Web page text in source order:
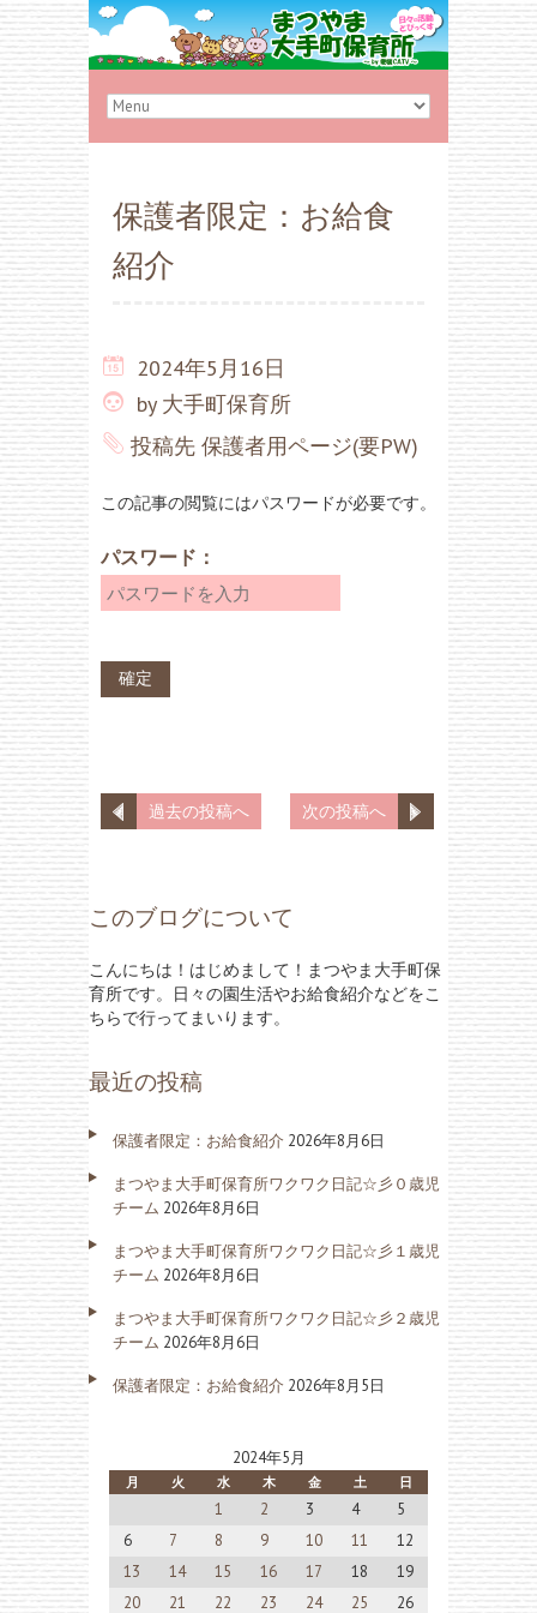
保護者限定：お給食
紹介
2024年5月16日
by 大手町保育所
投稿先 保護者用ページ(要PW)
この記事の閲覧にはパスワードが必要です。
パスワード：
過去の投稿へ 次の投稿へ
このブログについて
こんにちは！はじめまして！まつやま大手町保
育所です。日々の園生活やお給食紹介などをこ
ちらで行ってまいります。
最近の投稿
保護者限定：お給食紹介 2026年8月6日
まつやま大手町保育所ワクワク日記☆彡０歳児
チーム 2026年8月6日
まつやま大手町保育所ワクワク日記☆彡１歳児
チーム 2026年8月6日
まつやま大手町保育所ワクワク日記☆彡２歳児
チーム 2026年8月6日
保護者限定：お給食紹介 2026年8月5日
2024年5月
月 火 水 木 金 土 日
1 2 3 4
5
6
7 8 9 10 11
12
13
14 15 16 17 18
19
20
21 22 23 24 25 26